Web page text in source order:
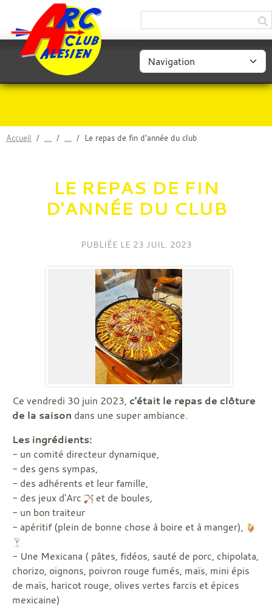
Accueil Le repas de fin d'année du club
LE REPAS DE FIN
D'ANNÉE DU CLUB
PUBLIÉE LE 23 JUIL. 2023
Ce vendredi 30 juin 2023, c'était le repas de clôture
de la saison dans une super ambiance.
Les ingrédients:
- un comité directeur dynamique,
- des gens sympas,
- des adhérents et leur famille,
- des jeux d'Arc
et de boules,
- un bon traiteur
- apéritif (plein de bonne chose à boire et à manger),
- Une Mexicana ( pâtes, fidéos, sauté de porc, chipolata,
chorizo, oignons, poivron rouge fumés, maïs, mini épis
de maïs, haricot rouge, olives vertes farcis et épices
mexicaine)
Panneau de gestion des cookies